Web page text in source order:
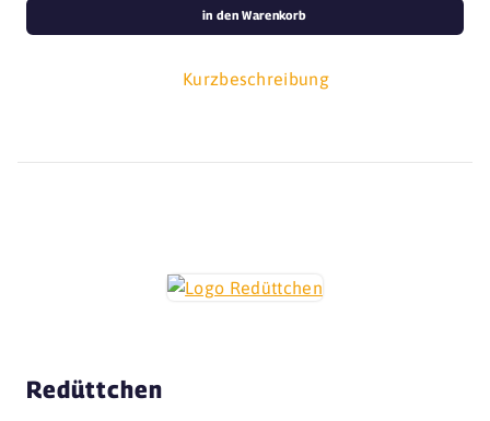
Kurzbeschreibung
in den Warenkorb
Redüttchen